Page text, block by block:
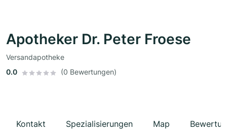
Apotheker Dr. Peter Froese
Versandapotheke
0.0
(0 Bewertungen)
Kontakt Spezialisierungen Map